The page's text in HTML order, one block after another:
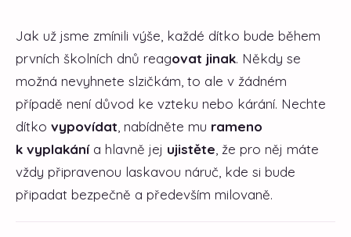
Jak už jsme zmínili výše, každé dítko bude během
prvních školních dnů reagovat jinak. Někdy se
možná nevyhnete slzičkám, to ale v žádném
případě není důvod ke vzteku nebo kárání. Nechte
dítko vypovídat, nabídněte mu rameno
k vyplakánía hlavně jej ujistěte, že pro něj máte
vždy připravenou laskavou náruč, kde si bude
připadat bezpečně a především milovaně.